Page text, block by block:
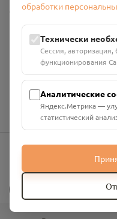
Общество с ограниченной
Проект Помним»
ИНН: 6700029207 ОГРН:
Юридический адрес:
Руднянский, г. Рудня,
Номер счёта:
info@pomnim.online
обработки
Технически
Сессия,
функционирования
Аналитические
Яндекс.Метрика —
статистический